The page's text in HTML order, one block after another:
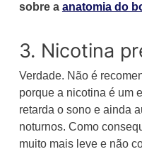
sobre a anatomia do
3. Nicotina
Verdade. Não é
porque a nicotina é um
retarda o sono e ainda
noturnos. Como
muito mais leve e não